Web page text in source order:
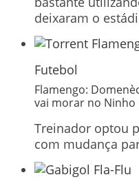
deixaram o
Futebol
Flamengo:
vai morar no
Treinador optou
com mudança